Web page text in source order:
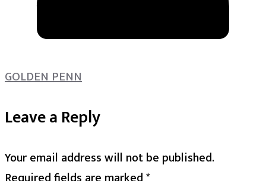
GOLDEN PENN
Leave a Reply
Your email address will not be published.